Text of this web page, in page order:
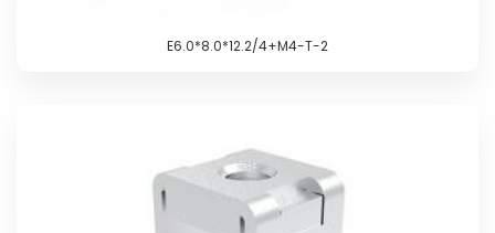
E6.0*8.0*12.2/4+M4-T-2